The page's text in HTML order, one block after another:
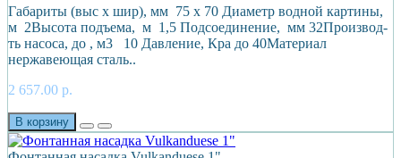
Габариты (выс х шир), мм 75 х 70 Диаметр водной картины,
м 2Высота подъема, м 1,5 Подсоединение, мм 32Производ-
ть насоса, до , м3 10 Давление, Кра до 40Материал
нержавеющая сталь..
2 657.00 р.
В корзину